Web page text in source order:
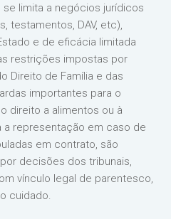
se limita a negócios jurídicos
testamentos, DAV, etc),
e de eficácia limitada
restrições impostas por
Direito de Família e das
importantes para o
direito a alimentos ou à
a representação em caso de
em contrato, são
decisões dos tribunais,
vínculo legal de parentesco,
cuidado.